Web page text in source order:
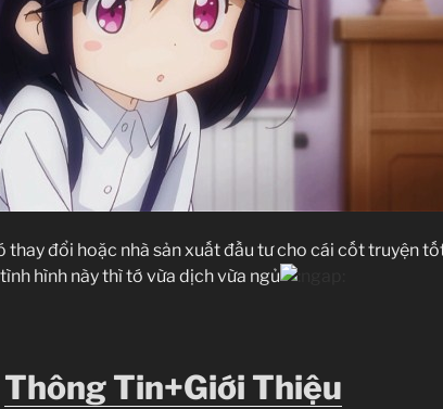
thay đổi hoặc nhà sản xuất đầu tư cho cái cốt truyện
tình hình này thì tớ vừa dịch vừa ngủ
Thông Tin+Giới Thiệu